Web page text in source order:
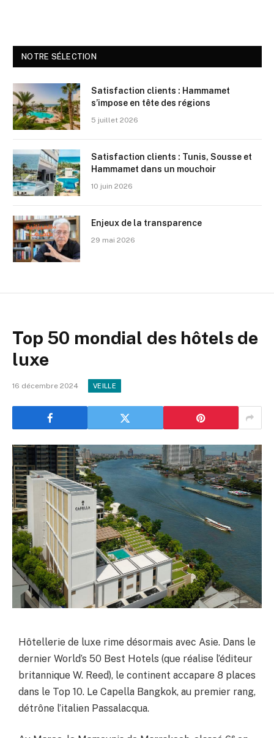
NOTRE SÉLECTION
Satisfaction clients : Hammamet
s’impose en tête des régions
5 juillet 2026
Satisfaction clients : Tunis, Sousse et
Hammamet dans un mouchoir
10 juin 2026
Enjeux de la transparence
29 mai 2026
Top 50 mondial des hôtels de
luxe
16 décembre 2024 VEILLE
Hôtellerie de luxe rime désormais avec Asie. Dans le
dernier World’s 50 Best Hotels (que réalise l’éditeur
britannique W. Reed), le continent accapare 8 places
dans le Top 10. Le Capella Bangkok, au premier rang,
détrône l’italien Passalacqua.